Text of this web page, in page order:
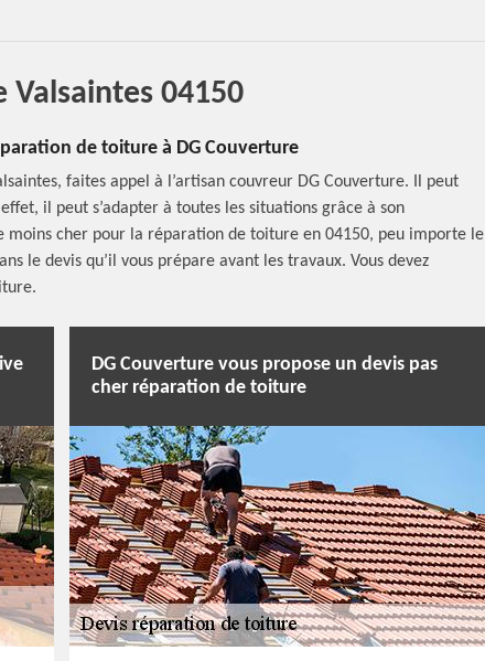
04150
de toiture à DG Couverture
faites appel à l’artisan couvreur DG Couverture. Il peut
il peut s’adapter à toutes les situations grâce à son
moins cher pour la réparation de toiture en 04150, peu importe le
le devis qu’il vous prépare avant les travaux. Vous devez
DG Couverture vous propose un devis pas
cher réparation de toiture